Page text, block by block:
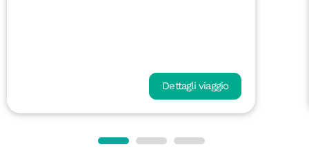
Dettagli viaggio